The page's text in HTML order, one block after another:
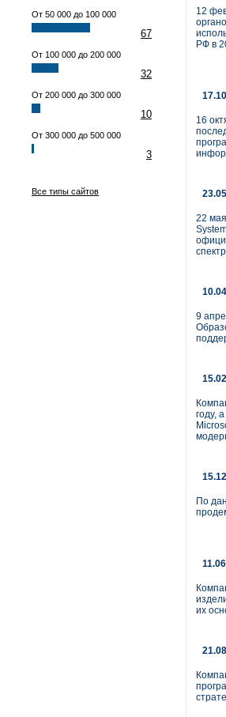
От 50 000 до 100 000
67
От 100 000 до 200 000
32
От 200 000 до 300 000
10
От 300 000 до 500 000
3
Все типы сайтов
12
РФ в
16
22
9
году,
По
их